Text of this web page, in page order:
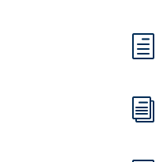
h
i